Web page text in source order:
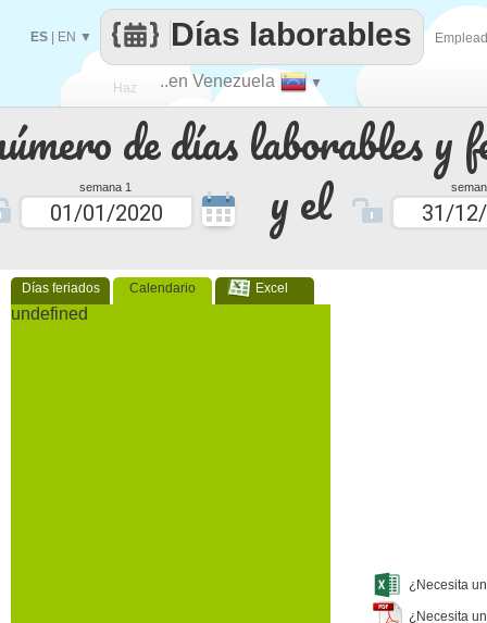
de días laborables y
semana 1 y el
Días feriados Calendario Excel
undefined
¿Necesita
¿Necesita
Haz
que
..en Venezuela ▼
Días laborables
ES EN ▼